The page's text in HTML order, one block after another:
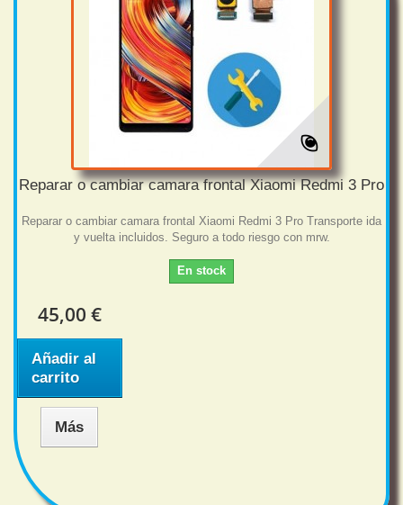
Reparar o cambiar camara frontal Xiaomi Redmi 3 Pro
Reparar o cambiar camara frontal Xiaomi Redmi 3 Pro Transporte ida
y vuelta incluidos. Seguro a todo riesgo con mrw.
En stock
45,00 €
Añadir al
carrito
Más